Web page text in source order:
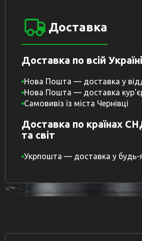
Доставка
Доставка по всій Україні
Нова Пошта — доставка у
Нова Пошта — доставка
Самовивіз із міста Чернівці
Доставка по країнах
та світ
Укрпошта — доставка у будь-